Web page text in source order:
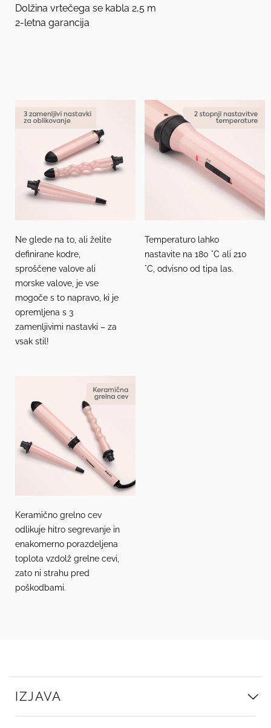
Dolžina vrtečega se kabla 2,5 m
2-letna garancija
Ne glede na to, ali želite
definirane kodre,
sproščene valove ali
morske valove, je vse
mogoče s to napravo, ki je
opremljena s 3
zamenljivimi nastavki – za
vsak stil!
Temperaturo lahko
nastavite na 180 °C ali 210
°C, odvisno od tipa las.
Keramično grelno cev
odlikuje hitro segrevanje in
enakomerno porazdeljena
toplota vzdolž grelne cevi,
zato ni strahu pred
poškodbami.
IZJAVA